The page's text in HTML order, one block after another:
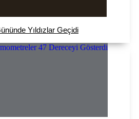
Yıldızlar Geçidi